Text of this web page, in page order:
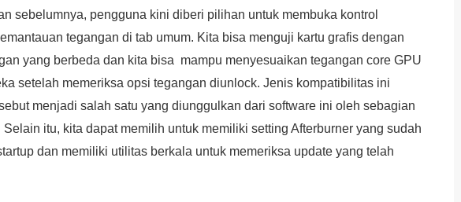
sebelumnya, pengguna kini diberi pilihan untuk membuka kontrol
tegangan di tab umum. Kita bisa menguji kartu grafis dengan
yang berbeda dan kita bisa mampu menyesuaikan tegangan core GPU
setelah memeriksa opsi tegangan diunlock. Jenis kompatibilitas ini
menjadi salah satu yang diunggulkan dari software ini oleh sebagian
itu, kita dapat memilih untuk memiliki setting Afterburner yang sudah
dan memiliki utilitas berkala untuk memeriksa update yang telah